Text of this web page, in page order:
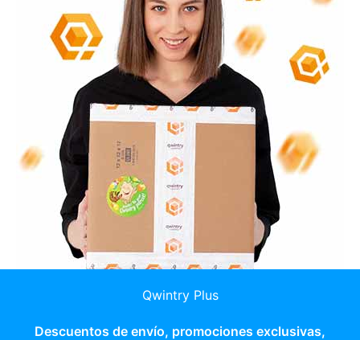
Qwintry Plus
Descuentos de envío, promociones exclusivas,